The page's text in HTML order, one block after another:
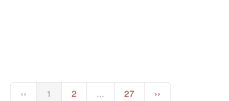
‹‹ 1 2 ... 27 ››